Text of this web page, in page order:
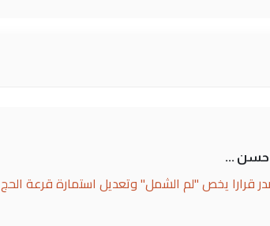
حسن ...
قرارا يخص "لم الشمل" وتعديل استمارة قرعة الحج